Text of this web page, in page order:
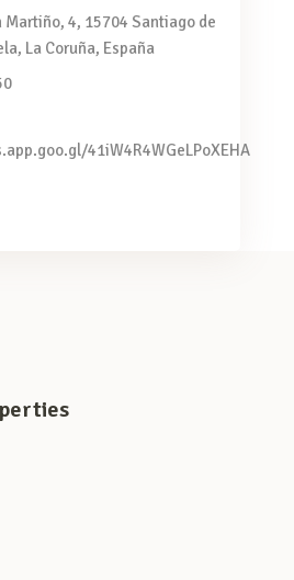
Martiño, 4, 15704 Santiago de
La Coruña, España
41iW4R4WGeLPoXEHA